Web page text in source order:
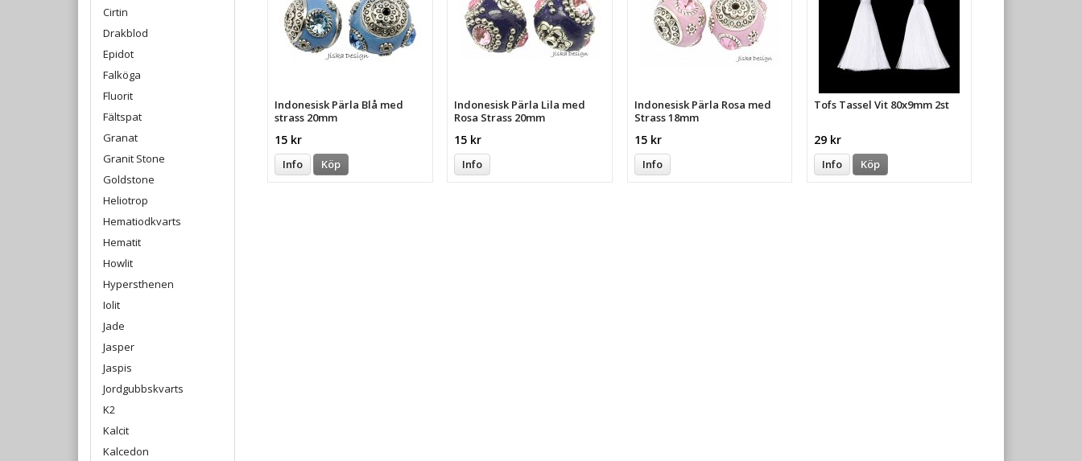
Cirtin
Drakblod
Epidot
Falköga
Fluorit
Fältspat
Granat
Granit Stone
Goldstone
Heliotrop
Hematiodkvarts
Hematit
Howlit
Hypersthenen
Iolit
Jade
Jasper
Jaspis
Jordgubbskvarts
K2
Kalcit
Kalcedon
Indonesisk Pärla Blå med
strass 20mm
15 kr
Info Köp
Indonesisk Pärla Lila med
Rosa Strass 20mm
15 kr
Info
Indonesisk Pärla Rosa med
Strass 18mm
15 kr
Info
Tofs Tassel Vit 80x9mm 2st
29 kr
Info Köp